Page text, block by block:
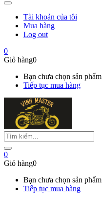
Tài khoản của tôi
Mua hàng
Log out
0
Giỏ hàng0
Bạn chưa chọn sản
Tiếp tục mua hàng
0
Giỏ hàng0
Bạn chưa chọn sản
Tiếp tục mua hàng